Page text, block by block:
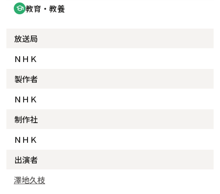
school 教育・教養
放送局
ＮＨＫ
製作者
ＮＨＫ
制作社
ＮＨＫ
出演者
澤地久枝